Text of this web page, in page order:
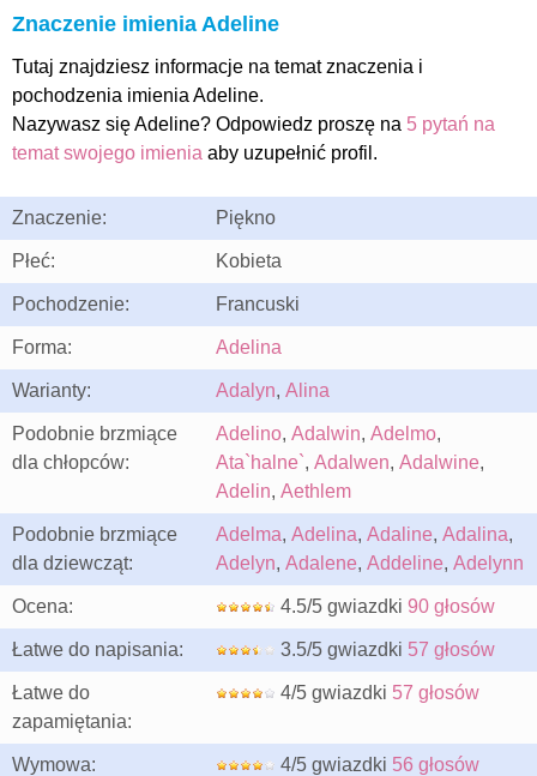
Znaczenie imienia Adeline
Tutaj znajdziesz informacje na temat znaczenia i
pochodzenia imienia Adeline.
Nazywasz się Adeline? Odpowiedz proszę na 5 pytań na
temat swojego imienia aby uzupełnić profil.
Znaczenie: Piękno
Płeć: Kobieta
Pochodzenie: Francuski
Forma: Adelina
Warianty: Adalyn, Alina
Podobnie brzmiące
dla chłopców:
Adelino, Adalwin, Adelmo,
Ata`halne`, Adalwen, Adalwine,
Adelin, Aethlem
Podobnie brzmiące
dla dziewcząt:
Adelma, Adelina, Adaline, Adalina,
Adelyn, Adalene, Addeline, Adelynn
Ocena: 4.5/5 gwiazdki 90 głosów
Łatwe do napisania: 3.5/5 gwiazdki 57 głosów
Łatwe do
zapamiętania:
4/5 gwiazdki 57 głosów
Wymowa: 4/5 gwiazdki 56 głosów